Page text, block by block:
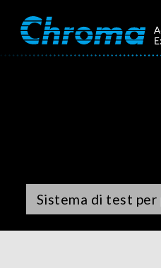
Sistema di test per